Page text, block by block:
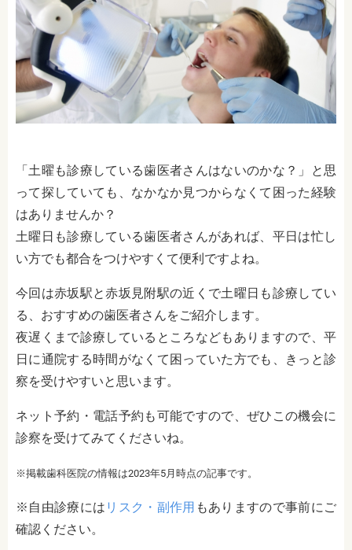
「土曜も診療している歯医者さんはないのかな？」と思
って探していても、なかなか見つからなくて困った経験
はありませんか？
土曜日も診療している歯医者さんがあれば、平日は忙し
い方でも都合をつけやすくて便利ですよね。
今回は赤坂駅と赤坂見附駅の近くで土曜日も診療してい
る、おすすめの歯医者さんをご紹介します。
夜遅くまで診療しているところなどもありますので、平
日に通院する時間がなくて困っていた方でも、きっと診
察を受けやすいと思います。
ネット予約・電話予約も可能ですので、ぜひこの機会に
診察を受けてみてくださいね。
※掲載歯科医院の情報は2023年5月時点の記事です。
※自由診療には リスク・副作用 もありますので事前にご
確認ください。